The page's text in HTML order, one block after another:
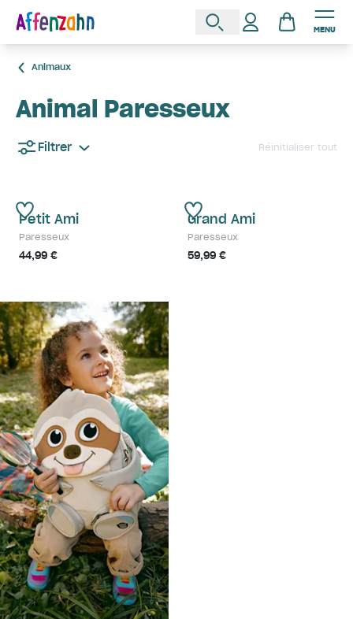
MENU
Animaux
Animal Paresseux
Filtrer Réinitialiser tout
Petit Ami
Paresseux
44,99 €
Grand Ami
Paresseux
59,99 €